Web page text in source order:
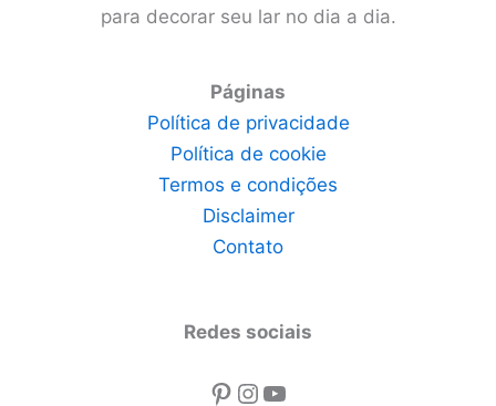
para decorar seu lar no dia a dia.
Páginas
Política de privacidade
Política de cookie
Termos e condições
Disclaimer
Contato
Redes sociais
Pinterest
Instagram
Youtube